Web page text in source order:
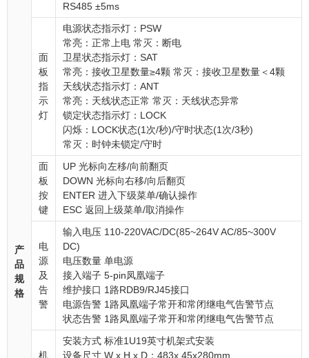
产
品
规
格
RS485 ±5ms
面
板
指
示
灯
电源状态指示灯：PSW
常亮：正常上电 常灭：断电
卫星状态指示灯：SAT
常亮：接收卫星数量≥4颗 常灭：接收卫星数量＜4颗
天线状态指示灯：ANT
常亮：天线状态正常 常灭：天线状态异常
锁定状态指示灯：LOCK
闪烁：LOCK状态(1次/秒)/守时状态(1次/3秒)
常灭：时钟未锁定/守时
面
板
按
键
UP 光标向左移/向前翻页
DOWN 光标向右移/向后翻页
ENTER 进入下级菜单/确认操作
ESC 返回上级菜单/取消操作
电
源
及
告
警
输入电压 110-220VAC/DC(85~264V AC/85~300V
DC)
电压数量 单电源
接入端子 5-pin凤凰端子
维护接口 1路RDB9/RJ45接口
电源告警 1路凤凰端子常开和常闭继电气告警节点
状态告警 1路凤凰端子常开和常闭继电气告警节点
机
安装方式 标准1U19英寸机架式安装
设备尺寸 W x H x D：483x 45x280mm